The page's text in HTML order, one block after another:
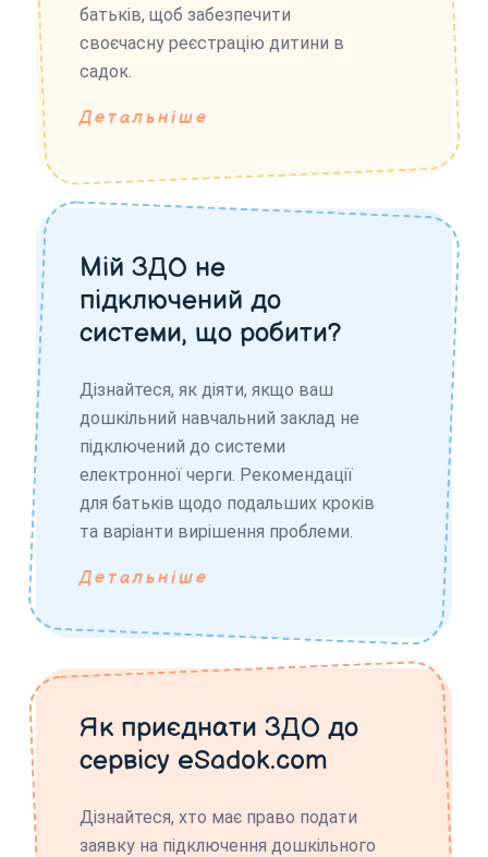
батьків, щоб забезпечити
своєчасну реєстрацію дитини в
садок.
Детальніше
Мій ЗДО не
підключений до
системи, що робити?
Дізнайтеся, як діяти, якщо ваш
дошкільний навчальний заклад не
підключений до системи
електронної черги. Рекомендації
для батьків щодо подальших кроків
та варіанти вирішення проблеми.
Детальніше
Як приєднати ЗДО до
сервісу eSadok.com
Дізнайтеся, хто має право подати
заявку на підключення дошкільного